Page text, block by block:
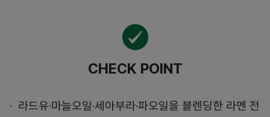
CHECK POINT
라드유·마늘오일·세아부라·파오일을 블렌딩한 라멘 전